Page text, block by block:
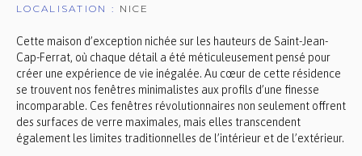
LOCALISATION : NICE
Cette maison d’exception nichée sur les hauteurs de Saint-Jean-
Cap-Ferrat, où chaque détail a été méticuleusement pensé pour
créer une expérience de vie inégalée. Au cœur de cette résidence
se trouvent nos fenêtres minimalistes aux profils d’une finesse
incomparable. Ces fenêtres révolutionnaires non seulement offrent
des surfaces de verre maximales, mais elles transcendent
également les limites traditionnelles de l’intérieur et de l’extérieur.